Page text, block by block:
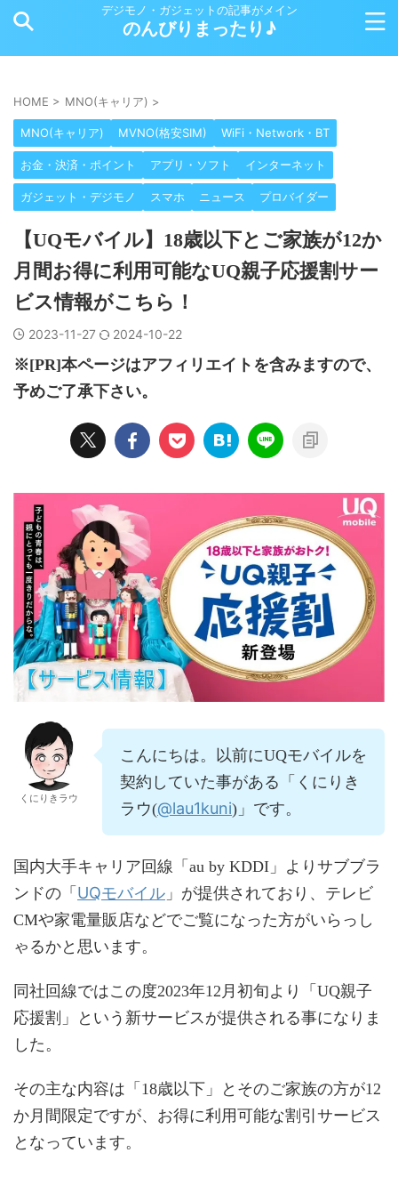
デジモノ・ガジェットの記事がメイン
のんびりまったり♪
HOME > MNO(キャリア) >
MNO(キャリア) MVNO(格安SIM) WiFi・Network・BT
お金・決済・ポイント アプリ・ソフト インターネット
ガジェット・デジモノ スマホ ニュース プロバイダー
【UQモバイル】18歳以下とご家族が12か
月間お得に利用可能なUQ親子応援割サー
ビス情報がこちら！
2023-11-27 2024-10-22
※[PR]本ページはアフィリエイトを含みますので、
予めご了承下さい。
くにりきラウ
こんにちは。以前にUQモバイルを
契約していた事がある「くにりき
ラウ(@lau1kuni)」です。
国内大手キャリア回線「au by KDDI」よりサブブラ
ンドの「 UQモバイル 」が提供されており、テレビ
CMや家電量販店などでご覧になった方がいらっし
ゃるかと思います。
同社回線ではこの度2023年12月初旬より「UQ親子
応援割」という新サービスが提供される事になりま
した。
その主な内容は「18歳以下」とそのご家族の方が12
か月間限定ですが、お得に利用可能な割引サービス
となっています。